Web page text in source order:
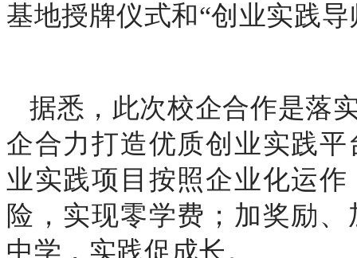
基地授牌仪式和“创业实践
据悉，此次校企合作是落
企合力打造优质创业实践
业实践项目按照企业化运
险，实现零学费；加奖励
中学，实践促成长。